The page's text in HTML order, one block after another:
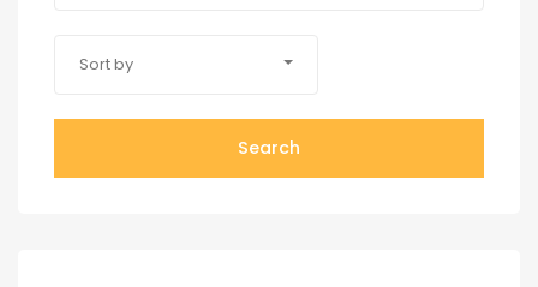
Sort by
Search